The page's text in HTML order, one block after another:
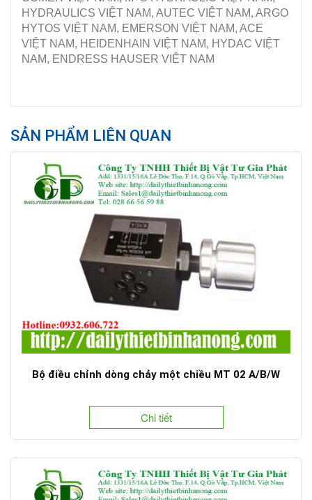
HYDRAULICS VIỆT NAM, AUTEC VIỆT NAM, ARGO
HYTOS VIỆT NAM, EMERSON VIỆT NAM, ACE
VIỆT NAM, HEIDENHAIN VIỆT NAM, HYDAC VIỆT
NAM, ENDRESS HAUSER VIỆT NAM
SẢN PHẨM LIÊN QUAN
Bộ điều chỉnh dòng chảy một chiều MT 02 A/B/W
Chi tiết